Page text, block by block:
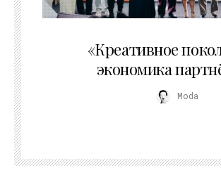
«Креативное
экономика
Moda